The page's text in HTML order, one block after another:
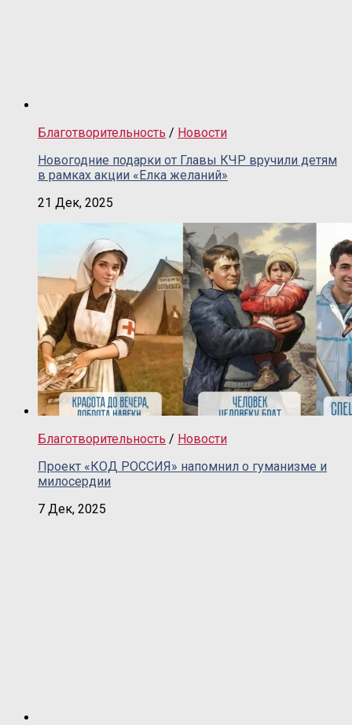
Благотворительность / Новости
Новогодние подарки от Главы КЧР вручили детям
в рамках акции «Елка желаний»
21 Дек, 2025
Благотворительность / Новости
Проект «КОД РОССИЯ» напомнил о гуманизме и
милосердии
7 Дек, 2025